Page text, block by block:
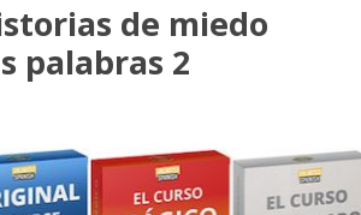
de miedo
palabras 2